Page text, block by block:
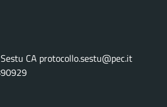
CA protocollo.sestu@pec.it